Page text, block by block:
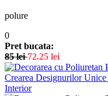
polure
0
Pret bucata:
85lei 72.25 lei